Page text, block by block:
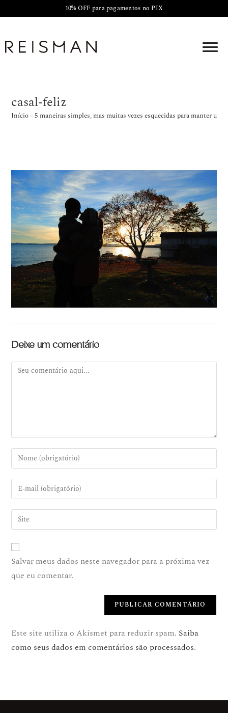
10% OFF para pagamentos no PIX
casal-feliz
Início »5 maneiras simples, mas muitas vezes esquecidas para manter um
Deixe um comentário
Salvar meus dados neste navegador para a próxima vez
que eu comentar.
Este site utiliza o Akismet para reduzir spam. Saiba
como seus dados em comentários são processados.